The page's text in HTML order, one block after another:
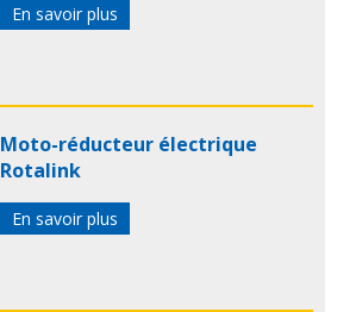
En savoir plus
Moto-réducteur électrique
Rotalink
En savoir plus